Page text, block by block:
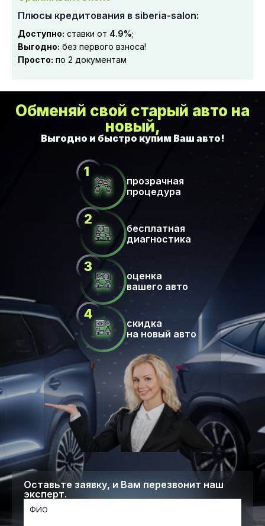
Плюсы кредитования в siberia-salon:
Доступно: ставки от 4.9%;
Выгодно: без первого взноса!
Просто: по 2 документам
Обменяй свой старый авто на
новый,
Оставьте заявку, и Вам перезвонит наш
эксперт.
прозрачная
процедура
бесплатная
диагностика
оценка
вашего авто
скидка
на новый авто